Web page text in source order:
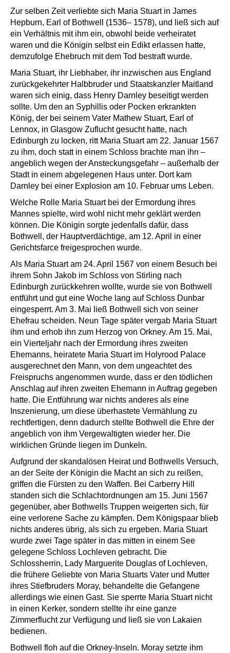
Zur selben Zeit verliebte sich Maria Stuart in James
Hepburn, Earl of Bothwell (1536– 1578), und ließ sich auf
ein Verhältnis mit ihm ein, obwohl beide verheiratet
waren und die Königin selbst ein Edikt erlassen hatte,
demzufolge Ehebruch mit dem Tod bestraft wurde.
Maria Stuart, ihr Liebhaber, ihr inzwischen aus England
zurückgekehrter Halbbruder und Staatskanzler Maitland
waren sich einig, dass Henry Darnley beseitigt werden
sollte. Um den an Syphillis oder Pocken erkrankten
König, der bei seinem Vater Mathew Stuart, Earl of
Lennox, in Glasgow Zuflucht gesucht hatte, nach
Edinburgh zu locken, ritt Maria Stuart am 22. Januar 1567
zu ihm, doch statt in einem Schloss brachte man ihn –
angeblich wegen der Ansteckungsgefahr – außerhalb der
Stadt in einem abgelegenen Haus unter. Dort kam
Darnley bei einer Explosion am 10. Februar ums Leben.
Welche Rolle Maria Stuart bei der Ermordung ihres
Mannes spielte, wird wohl nicht mehr geklärt werden
können. Die Königin sorgte jedenfalls dafür, dass
Bothwell, der Hauptverdächtige, am 12. April in einer
Gerichtsfarce freigesprochen wurde.
Als Maria Stuart am 24. April 1567 von einem Besuch bei
ihrem Sohn Jakob im Schloss von Stirling nach
Edinburgh zurückkehren wollte, wurde sie von Bothwell
entführt und gut eine Woche lang auf Schloss Dunbar
eingesperrt. Am 3. Mai ließ Bothwell sich von seiner
Ehefrau scheiden. Neun Tage später vergab Maria Stuart
ihm und erhob ihn zum Herzog von Orkney. Am 15. Mai,
ein Vierteljahr nach der Ermordung ihres zweiten
Ehemanns, heiratete Maria Stuart im Holyrood Palace
ausgerechnet den Mann, von dem ungeachtet des
Freispruchs angenommen wurde, dass er den tödlichen
Anschlag auf ihren zweiten Ehemann in Auftrag gegeben
hatte. Die Entführung war nichts anderes als eine
Inszenierung, um diese überhastete Vermählung zu
rechtfertigen, denn dadurch stellte Bothwell die Ehre der
angeblich von ihm Vergewaltigten wieder her. Die
wirklichen Gründe liegen im Dunkeln.
Aufgrund der skandalösen Heirat und Bothwells Versuch,
an der Seite der Königin die Macht an sich zu reißen,
griffen die Fürsten zu den Waffen. Bei Carberry Hill
standen sich die Schlachtordnungen am 15. Juni 1567
gegenüber, aber Bothwells Truppen weigerten sich, für
eine verlorene Sache zu kämpfen. Dem Königspaar blieb
nichts anderes übrig, als sich zu ergeben. Maria Stuart
wurde zwei Tage später in das mitten in einem See
gelegene Schloss Lochleven gebracht. Die
Schlossherrin, Lady Marguerite Douglas of Lochleven,
die frühere Geliebte von Maria Stuarts Vater und Mutter
ihres Stiefbruders Moray, behandelte die Gefangene
allerdings wie einen Gast. Sie sperrte Maria Stuart nicht
in einen Kerker, sondern stellte ihr eine ganze
Zimmerflucht zur Verfügung und ließ sie von Lakaien
bedienen.
Bothwell floh auf die Orkney-Inseln. Moray setzte ihm